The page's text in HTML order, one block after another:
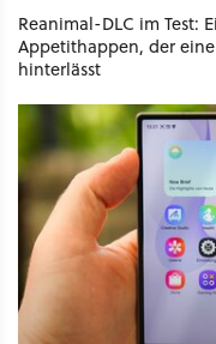
Reanimal-DLC im Test:
Appetithappen, der
hinterlässt